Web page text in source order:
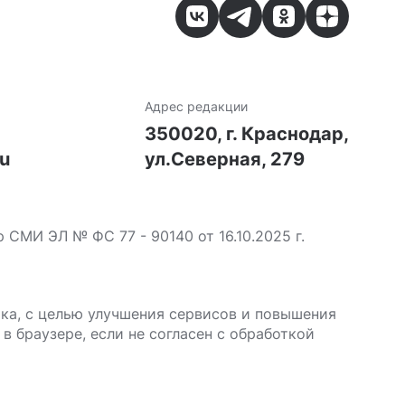
Адрес редакции
350020, г. Краснодар,
ул.Северная, 279
СМИ ЭЛ № ФС 77 - 90140 от 16.10.2025 г.
с целью улучшения сервисов и повышения
браузере, если не согласен с обработкой